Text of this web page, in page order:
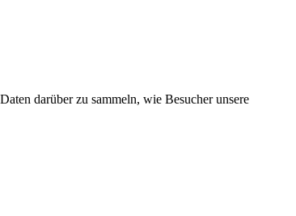
darüber zu sammeln, wie Besucher unsere